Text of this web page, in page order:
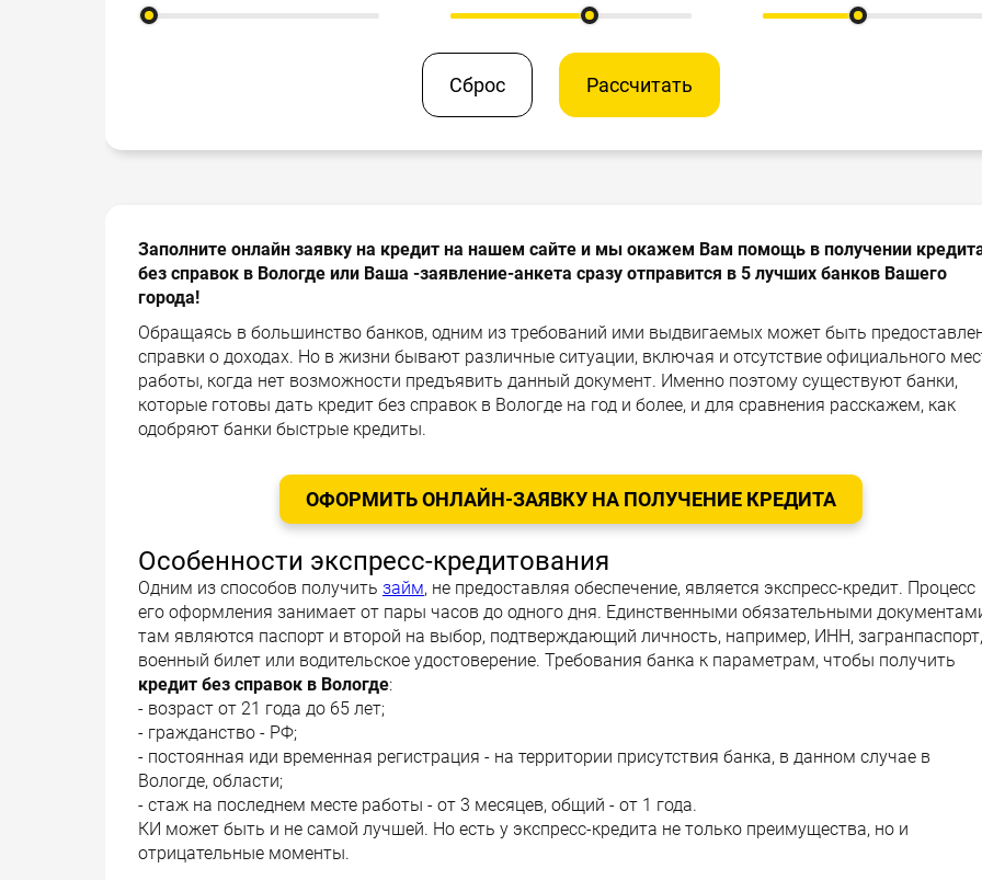
Сброс Рассчитать
Заполните онлайн заявку на кредит на нашем сайте и мы окажем Вам помощь в получении
без справок в Вологде или Ваша -заявление-анкета сразу отправится в 5 лучших банков Вашего
города!
Обращаясь в большинство банков, одним из требований ими выдвигаемых может быть
справки о доходах. Но в жизни бывают различные ситуации, включая и отсутствие официального
работы, когда нет возможности предъявить данный документ. Именно поэтому существуют банки,
которые готовы дать кредит без справок в Вологде на год и более, и для сравнения расскажем, как
одобряют банки быстрые кредиты.
ОФОРМИТЬ ОНЛАЙН-ЗАЯВКУ НА ПОЛУЧЕНИЕ КРЕДИТА
Особенности экспресс-кредитования
Одним из способов получить займ, не предоставляя обеспечение, является экспресс-кредит. Процесс
его оформления занимает от пары часов до одного дня. Единственными обязательными
там являются паспорт и второй на выбор, подтверждающий личность, например, ИНН, загранпаспорт,
военный билет или водительское удостоверение. Требования банка к параметрам, чтобы получить
кредит без справок в Вологде:
- возраст от 21 года до 65 лет;
- гражданство - РФ;
- постоянная иди временная регистрация - на территории присутствия банка, в данном случае в
Вологде, области;
- стаж на последнем месте работы - от 3 месяцев, общий - от 1 года.
КИ может быть и не самой лучшей. Но есть у экспресс-кредита не только преимущества, но и
отрицательные моменты.